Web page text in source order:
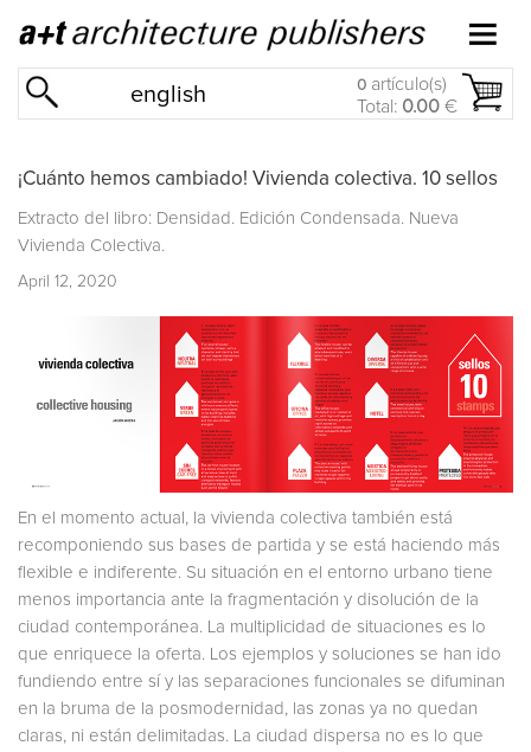
english 0 artículo(s)
Total: 0.00 €
¡Cuánto hemos cambiado! Vivienda colectiva. 10 sellos
Extracto del libro: Densidad. Edición Condensada. Nueva
Vivienda Colectiva.
April 12, 2020
En el momento actual, la vivienda colectiva también está
recomponiendo sus bases de partida y se está haciendo más
flexible e indiferente. Su situación en el entorno urbano tiene
menos importancia ante la fragmentación y disolución de la
ciudad contemporánea. La multiplicidad de situaciones es lo
que enriquece la oferta. Los ejemplos y soluciones se han ido
fundiendo entre sí y las separaciones funcionales se difuminan
en la bruma de la posmodernidad, las zonas ya no quedan
claras, ni están delimitadas. La ciudad dispersa no es lo que